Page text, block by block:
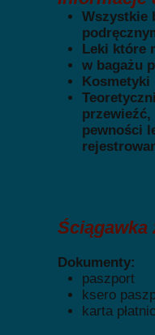
Ściągawka
Dokumenty:
paszport
ksero
karta
Wszystkie
Leki które
w bagażu
Kosmetyki
pewności